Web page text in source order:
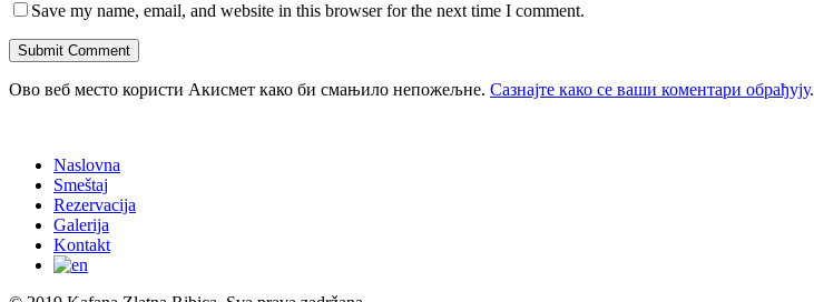
Save my name, email, and website in this browser for the next time I comment.
Ово веб место користи Акисмет како би смањило непожељне. Сазнајте како се ваши коментари обрађују.
Naslovna
Smeštaj
Rezervacija
Galerija
Kontakt